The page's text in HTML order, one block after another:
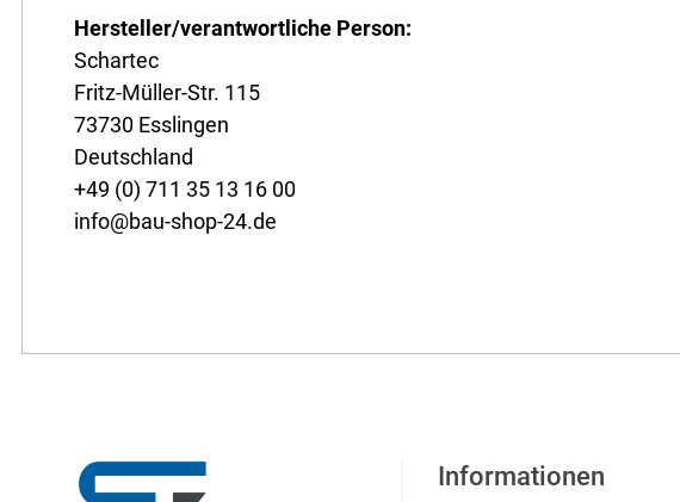
Hersteller/verantwortliche Person:
Schartec
Fritz-Müller-Str. 115
73730 Esslingen
Deutschland
+49 (0) 711 35 13 16 00
info@bau-shop-24.de
Informationen